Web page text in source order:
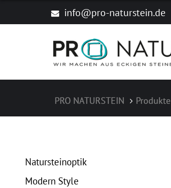
info@pro-naturstein.de
PRO NATURSTEIN Produkte
Natursteinoptik
Modern Style